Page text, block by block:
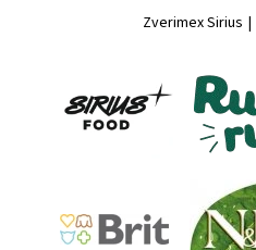
Zverimex Sirius |